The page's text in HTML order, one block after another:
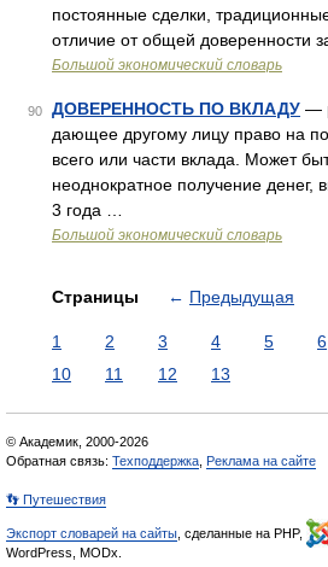
постоянные сделки,
отличие от общей доверенности
Большой экономический словарь
90 ДОВЕРЕННОСТЬ ПО ВКЛАДУ —
дающее другому лицу право на
всего или части вклада. Может
неоднократное получение денег,
3 года …
Большой экономический словарь
Страницы ← Предыдущая
1 2 3 4 5 6
10
11 12 13
© Академик, 2000-2026
Обратная связь: Техподдержка Реклама на сайте
👣 Путешествия
Экспорт словарей на сайты , сделанные на PHP,
WordPress, MODx.